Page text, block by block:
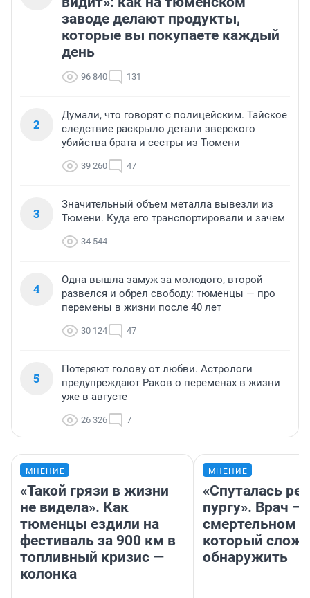
заводе делают продукты,
которые вы покупаете каждый
день
96 840 131
2
Думали, что говорят с полицейским. Тайское
следствие раскрыло детали зверского
убийства брата и сестры из Тюмени
39 260 47
3
Значительный объем металла вывезли из
Тюмени. Куда его транспортировали и зачем
34 544
4
Одна вышла замуж за молодого, второй
развелся и обрел свободу: тюменцы — про
перемены в жизни после 40 лет
30 124 47
5
Потеряют голову от любви. Астрологи
предупреждают Раков о переменах в жизни
уже в августе
26 326 7
МНЕНИЕ
«Такой грязи в жизни
не видела». Как
тюменцы ездили на
фестиваль за 900 км в
топливный кризис —
колонка
МНЕНИЕ
«Спуталась
пургу». Врач —
смертельном
который
обнаружить